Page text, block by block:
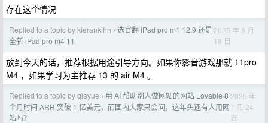
存在这个情况
Replied to a topic by kierankihn › 选官翻 iPad pro m1 12.9 还是
全新 iPad pro m4 11
2025 年 8 月
18 日
放到今天的话，推荐根据用途引导方向。如果你影音游戏那就 11pro
M4 ，如果学习为主推荐 13 的 air M4 。
Replied to a topic by qiayue › 用 AI 帮助别人做网站的网站 Lovable 8
个月时间 ARR 突破 1 亿美元，而国内大家只会问，这年头还有人用网
站吗？
2025 年
7 月 24
日